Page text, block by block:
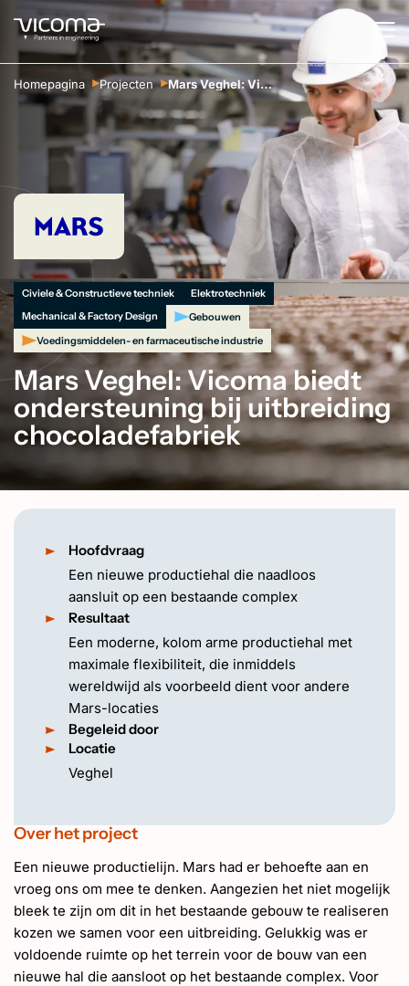
EN
Homepagina Projecten Mars Veghel: Vicoma biedt ondersteuning bij uitbreiding chocoladefabriek
Civiele & Constructieve techniek
Elektrotechniek
Mechanical & Factory Design
Gebouwen
Voedingsmiddelen- en farmaceutische industrie
Mars Veghel: Vicoma biedt
ondersteuning bij uitbreiding
chocoladefabriek
Over het project
Een nieuwe productielijn. Mars had er behoefte aan en
vroeg ons om mee te denken. Aangezien het niet mogelijk
bleek te zijn om dit in het bestaande gebouw te realiseren
kozen we samen voor een uitbreiding. Gelukkig was er
voldoende ruimte op het terrein voor de bouw van een
nieuwe hal die aansloot op het bestaande complex. Voor
Hoofdvraag
Een nieuwe productiehal die naadloos
aansluit op een bestaande complex
Resultaat
Een moderne, kolom arme productiehal met
maximale flexibiliteit, die inmiddels
wereldwijd als voorbeeld dient voor andere
Mars-locaties
Begeleid door
Locatie
Veghel